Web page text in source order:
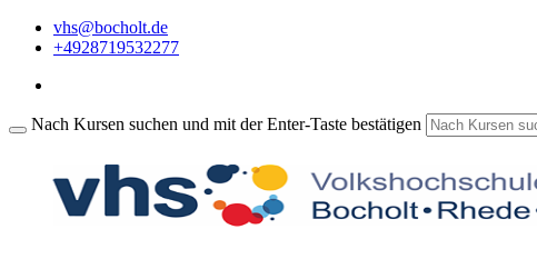
vhs@bocholt.de
+4928719532277
Nach Kursen suchen und mit der Enter-Taste bestätigen